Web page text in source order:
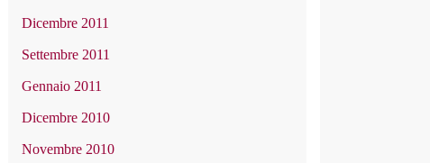
Dicembre 2011
Settembre 2011
Gennaio 2011
Dicembre 2010
Novembre 2010